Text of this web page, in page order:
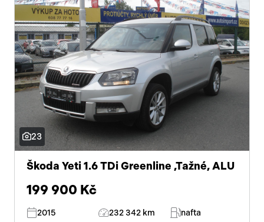
23
Škoda Yeti 1.6 TDi Greenline ,Tažné, ALU
199 900 Kč
2015 232 342 km
nafta